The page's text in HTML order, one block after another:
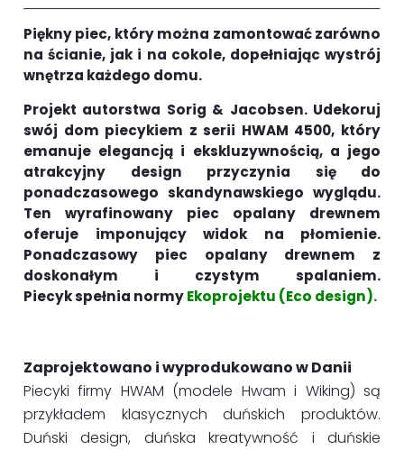
Piękny piec, który można zamontować zarówno
na ścianie, jak i na cokole, dopełniając wystrój
wnętrza każdego domu.
Projekt autorstwa Sorig & Jacobsen. Udekoruj
swój dom piecykiem z serii HWAM 4500, który
emanuje elegancją i ekskluzywnością, a jego
atrakcyjny design przyczynia się do
ponadczasowego skandynawskiego wyglądu.
Ten wyrafinowany piec opalany drewnem
oferuje imponujący widok na płomienie.
Ponadczasowy piec opalany drewnem z
doskonałym i czystym spalaniem.
Piecyk spełnia normyEkoprojektu (Eco design).
Zaprojektowano i wyprodukowano w Danii
Piecyki firmy HWAM (modele Hwam i Wiking) są
przykładem klasycznych duńskich produktów.
Duński design, duńska kreatywność i duńskie